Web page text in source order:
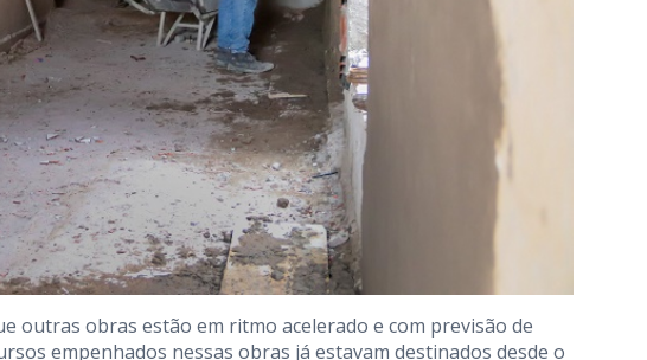
outras obras estão em ritmo acelerado e com previsão de
empenhados nessas obras já estavam destinados desde o